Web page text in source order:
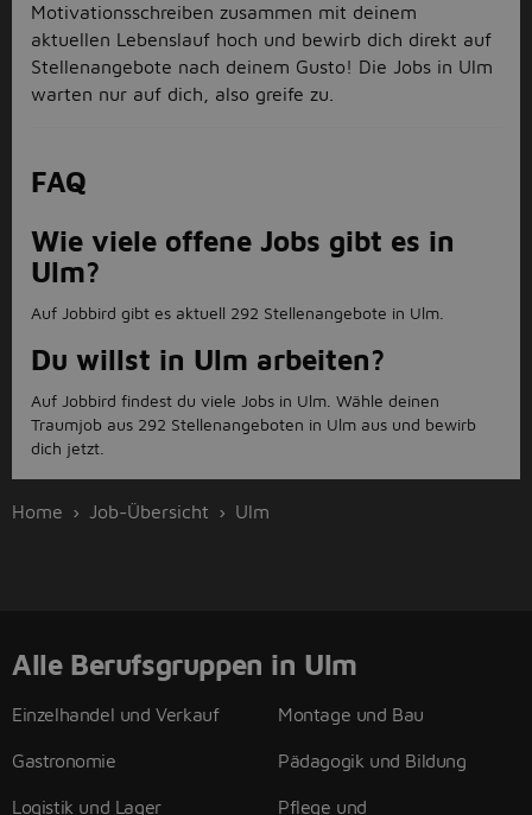
Motivationsschreiben zusammen mit deinem
aktuellen Lebenslauf hoch und bewirb dich direkt auf
Stellenangebote nach deinem Gusto! Die Jobs in Ulm
warten nur auf dich, also greife zu.
FAQ
Wie viele offene Jobs gibt es in
Ulm?
Auf Jobbird gibt es aktuell 292 Stellenangebote in Ulm.
Du willst in Ulm arbeiten?
Auf Jobbird findest du viele Jobs in Ulm. Wähle deinen
Traumjob aus 292 Stellenangeboten in Ulm aus und bewirb
dich jetzt.
Home Job-Übersicht Ulm
Alle Berufsgruppen in Ulm
Einzelhandel und Verkauf
Gastronomie
Logistik und Lager
Montage und Bau
Pädagogik und Bildung
Pflege und